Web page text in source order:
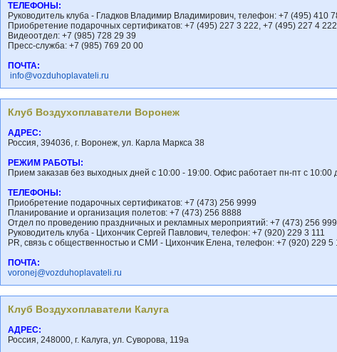
ТЕЛЕФОНЫ:
Руководитель клуба - Гладков Владимир Владимирович, телефон: +7 (495) 410
Приобретение подарочных сертификатов: +7 (495) 227 3 222, +7 (495) 227 4 222
Видеоотдел: +7 (985) 728 29 39
Пресс-служба: +7 (985) 769 20 00
ПОЧТА:
info@vozduhoplavateli.ru
Клуб Воздухоплаватели Воронеж
АДРЕС:
Россия, 394036, г. Воронеж, ул. Карла Маркса 38
РЕЖИМ РАБОТЫ:
Прием заказав без выходных дней с 10:00 - 19:00. Офис работает пн-пт с
ТЕЛЕФОНЫ:
Приобретение подарочных сертификатов: +7 (473) 256 9999
Планирование и организация полетов: +7 (473) 256 8888
Отдел по проведению праздничных и рекламных мероприятий: +7 (473) 256
Руководитель клуба - Цихончик Сергей Павлович, телефон: +7 (920) 229 3 111
PR, связь с общественностью и СМИ - Цихончик Елена, телефон: +7 (920) 229 5
ПОЧТА:
voronej@vozduhoplavateli.ru
Клуб Воздухоплаватели Калуга
АДРЕС:
Россия, 248000, г. Калуга, ул. Суворова, 119а